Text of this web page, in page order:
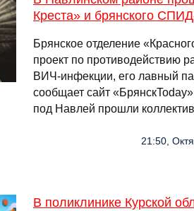
Креста» и брянского
Брянское отделение
проект по противодействию
ВИЧ-инфекции, его лавный
сообщает сайт
под Навлей прошли
21:50,
В поликлинике Курской